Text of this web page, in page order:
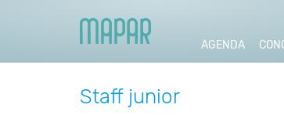
AGENDA
Staff junior